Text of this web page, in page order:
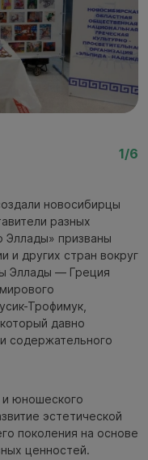
1/6
новосибирцы
разных
Эллады» призваны
и других стран вокруг
Эллады — Греция
Трофимук,
давно
содержательного
и юношеского
эстетической
поколения на основе
ценностей.